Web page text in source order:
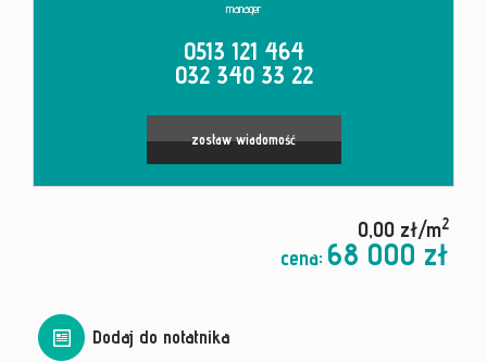
manager
0513 121 464
032 340 33 22
zostaw wiadomość
0,00 zł/m2
cena: 68 000 zł
Dodaj do notatnika